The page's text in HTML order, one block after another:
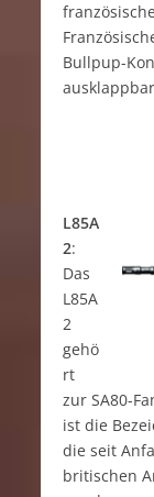
Bullpup-
L85A
2:
Das
L85A
2
gehö
rt
zur SA80-
ist die
die seit
britischen